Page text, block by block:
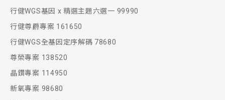
行健WGS基因 x 精選主題六選一 99990
行健尊爵專案 161650
行健WGS全基因定序解碼 78680
尊榮專案 138520
晶鑽專案 114950
新氧專案 98680